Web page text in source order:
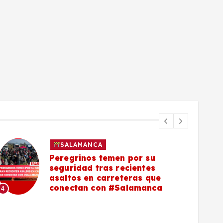
4
SALAMANCA
Peregrinos temen por su
seguridad tras recientes
asaltos en carreteras que
conectan con #Salamanca